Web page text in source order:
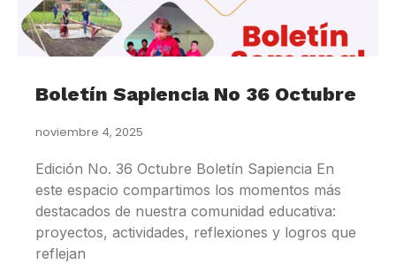
Boletín Sapiencia No 36 Octubre
noviembre 4, 2025
Edición No. 36 Octubre Boletín Sapiencia En
este espacio compartimos los momentos más
destacados de nuestra comunidad educativa:
proyectos, actividades, reflexiones y logros que
reflejan